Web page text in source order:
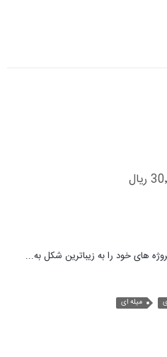
های خود را به زیباترین شکل به...
میله ای